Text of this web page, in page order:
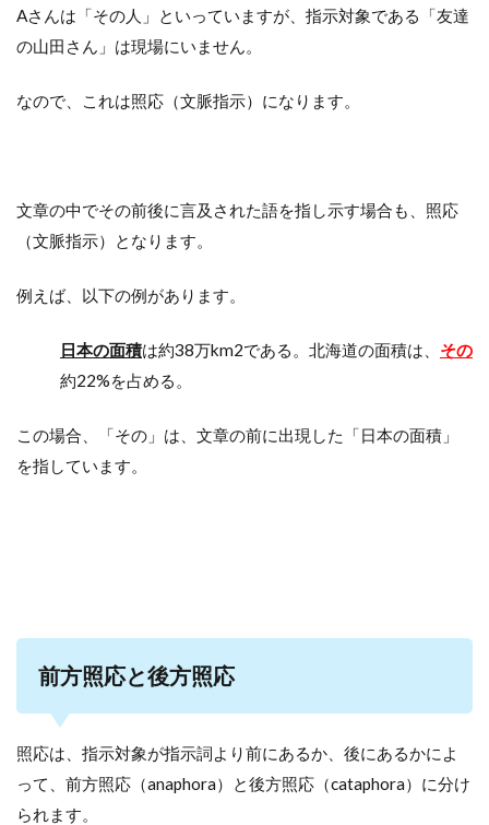
Aさんは「その人」といっていますが、指示対象である「友達
の山田さん」は現場にいません。
なので、これは照応（文脈指示）になります。
文章の中でその前後に言及された語を指し示す場合も、照応
（文脈指示）となります。
例えば、以下の例があります。
日本の面積は約38万km2である。北海道の面積は、 その
約22%を占める。
この場合、「その」は、文章の前に出現した「日本の面積」
を指しています。
前方照応と後方照応
照応は、指示対象が指示詞より前にあるか、後にあるかによ
って、前方照応（anaphora）と後方照応（cataphora）に分け
られます。